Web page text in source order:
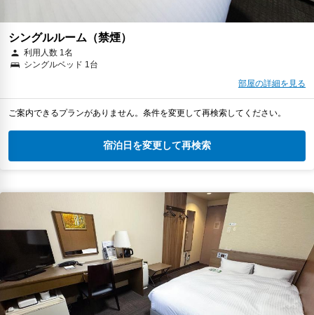
シングルルーム（禁煙）
利用人数 1名
シングルベッド 1台
部屋の詳細を見る
ご案内できるプランがありません。条件を変更して再検索してください。
宿泊日を変更して再検索